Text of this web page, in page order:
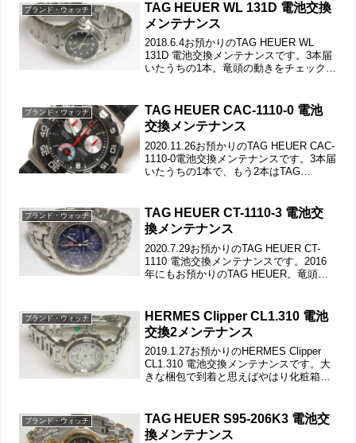
ブランド・ウォッチ
TAG HEUER WL 131D 電池交換
メンテナンス
2018.6.4お預かりのTAG HEUER WL
131D 電池交換メンテナンスです。3本届
いたうちの1本。竜頭の動きをチェックし
裏蓋記載。ブレスは外します。裏蓋は
ス...
ブランド・ウォッチ
TAG HEUER CAC-1110-0 電池
交換メンテナンス
2020.11.26お預かりのTAG HEUER CAC-
1110-0電池交換メンテナンスです。3本届
いたうちの1本で、もう2本はTAG
革の...
ブランド・ウォッチ
TAG HEUER CT-1110-3 電池交
換メンテナンス
2020.7.29お預かりのTAG HEUER CT-
1110 電池交換メンテナンスです。2016
年にもお預かりのTAG HEUER。竜頭の
バネ棒も洗浄します。裏蓋はス...
ブランド・ウォッチ
HERMES Clipper CL1.310 電池
交換2メンテナンス
2019.1.27お預かりのHERMES Clipper
CL1.310 電池交換メンテナンスです。大
きな梱包で到着と思えばやはり化粧箱で
「ベルトの洗浄」をご希望ですから...
ブランド・ウォッチ
TAG HEUER S95-206K3 電池交
換メンテナンス